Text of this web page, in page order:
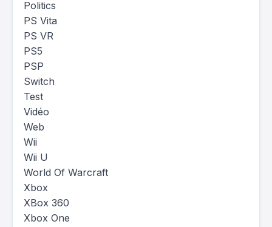
Politics
PS Vita
PS VR
PS5
PSP
Switch
Test
Vidéo
Web
Wii
Wii U
World Of Warcraft
Xbox
XBox 360
Xbox One